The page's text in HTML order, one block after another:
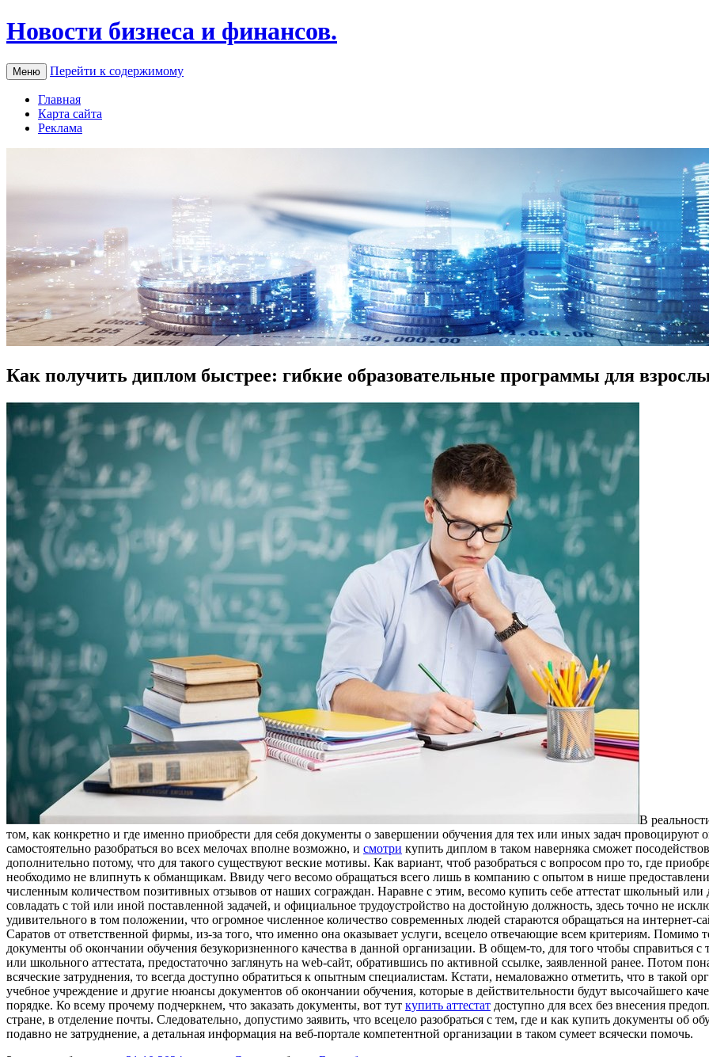
Новости бизнеса и финансов.
Меню Перейти к содержимому
Главная
Карта сайта
Реклама
Как получить диплом быстрее: гибкие образовательные программы для
В
том, как конкретно и где именно приобрести для себя документы о завершении обучения для тех или иных задач
самостоятельно разобраться во всех мелочах вполне возможно, и смотри купить диплом в таком наверняка сможет
дополнительно потому, что для такого существуют веские мотивы. Как вариант, чтоб разобраться с вопросом про то, где
необходимо не влипнуть к обманщикам. Ввиду чего весомо обращаться всего лишь в компанию с опытом в нише
численным количеством позитивных отзывов от наших сограждан. Наравне с этим, весомо купить себе аттестат школьный
совладать с той или иной поставленной задачей, и официальное трудоустройство на достойную должность, здесь точно не
удивительного в том положении, что огромное численное количество современных людей стараются обращаться на интернет-
Саратов от ответственной фирмы, из-за того, что именно она оказывает услуги, всецело отвечающие всем критериям. Помимо
документы об окончании обучения безукоризненного качества в данной организации. В общем-то, для того чтобы справиться
или школьного аттестата, предостаточно заглянуть на web-сайт, обратившись по активной ссылке, заявленной ранее. Потом
всяческие затруднения, то всегда доступно обратиться к опытным специалистам. Кстати, немаловажно отметить, что в такой
учебное учреждение и другие нюансы документов об окончании обучения, которые в действительности будут высочайшего
порядке. Ко всему прочему подчеркнем, что заказать документы, вот тут купить аттестат доступно для всех без внесения
стране, в отделение почты. Следовательно, допустимо заявить, что всецело разобраться с тем, где и как купить документы об
подавно не затруднение, а детальная информация на веб-портале компетентной организации в таком сумеет всячески помочь.